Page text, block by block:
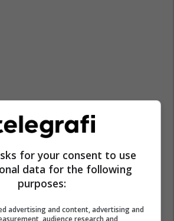
for your consent to use
data for the following
purposes:
advertising and content, advertising and
audience research and